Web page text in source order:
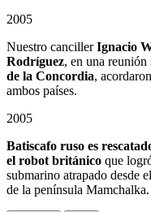
2005
Nuestro cancillerIgnacio
Rodríguez, en una
de la Concordia,
ambos países.
2005
Batiscafo ruso es
el robot británico que
submarino atrapado desde
de la península Mamchalka.